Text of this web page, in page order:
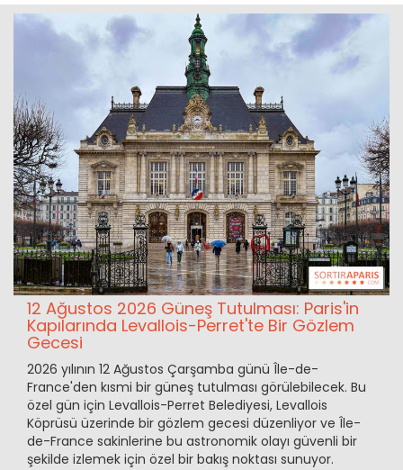
12 Ağustos 2026 Güneş Tutulması: Paris'in
Kapılarında Levallois-Perret'te Bir Gözlem
Gecesi
2026 yılının 12 Ağustos Çarşamba günü Île-de-
France'den kısmi bir güneş tutulması görülebilecek. Bu
özel gün için Levallois-Perret Belediyesi, Levallois
Köprüsü üzerinde bir gözlem gecesi düzenliyor ve Île-
de-France sakinlerine bu astronomik olayı güvenli bir
şekilde izlemek için özel bir bakış noktası sunuyor.